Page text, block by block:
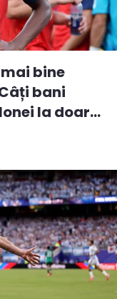
bine
bani
la doar...